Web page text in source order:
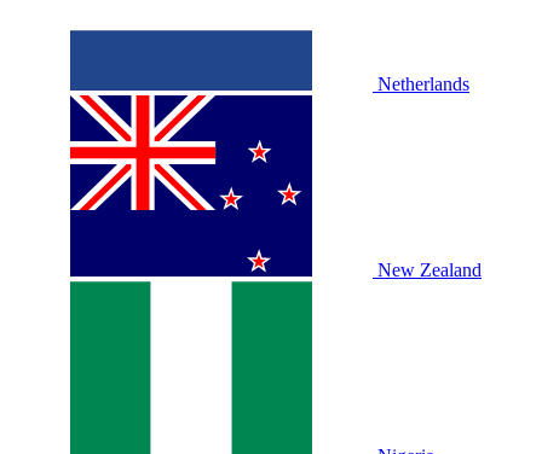
Netherlands
New Zealand